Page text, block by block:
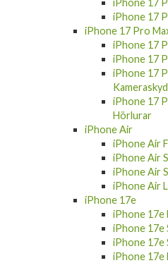
iPhone 17
iPhone 17 Pro
iPhone 17
iPhone 17
iPhone 17
iPhone 17
Hörlurar
iPhone Air
iPhone Air
iPhone Air
iPhone Air
iPhone Air
iPhone 17e
iPhone 17e
iPhone 17e
iPhone 17e
iPhone 17e